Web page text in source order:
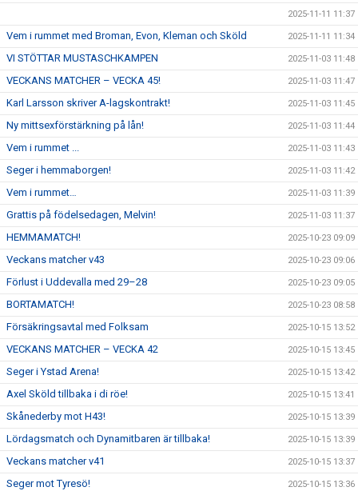
2025-11-11 11:37
Vem i rummet med Broman, Evon, Kleman och Sköld 2025-11-11 11:34
VI STÖTTAR MUSTASCHKAMPEN 2025-11-03 11:48
VECKANS MATCHER – VECKA 45! 2025-11-03 11:47
Karl Larsson skriver A-lagskontrakt! 2025-11-03 11:45
Ny mittsexförstärkning på lån! 2025-11-03 11:44
Vem i rummet ... 2025-11-03 11:43
Seger i hemmaborgen! 2025-11-03 11:42
Vem i rummet… 2025-11-03 11:39
Grattis på födelsedagen, Melvin! 2025-11-03 11:37
HEMMAMATCH! 2025-10-23 09:09
Veckans matcher v43 2025-10-23 09:06
Förlust i Uddevalla med 29–28 2025-10-23 09:05
BORTAMATCH! 2025-10-23 08:58
Försäkringsavtal med Folksam 2025-10-15 13:52
VECKANS MATCHER – VECKA 42 2025-10-15 13:45
Seger i Ystad Arena! 2025-10-15 13:42
Axel Sköld tillbaka i di röe! 2025-10-15 13:41
Skånederby mot H43! 2025-10-15 13:39
Lördagsmatch och Dynamitbaren är tillbaka! 2025-10-15 13:39
Veckans matcher v41 2025-10-15 13:37
Seger mot Tyresö! 2025-10-15 13:36